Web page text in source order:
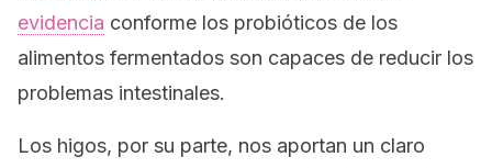
evidencia conforme los probióticos de los
alimentos fermentados son capaces de reducir los
problemas intestinales.
Los higos, por su parte, nos aportan un claro